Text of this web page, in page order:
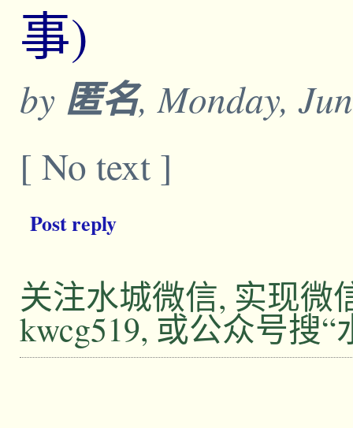
事)
by 匿名, Monday,
[ No text ]
Post reply
关注水城微信, 实现微
kwcg519, 或公众号搜“